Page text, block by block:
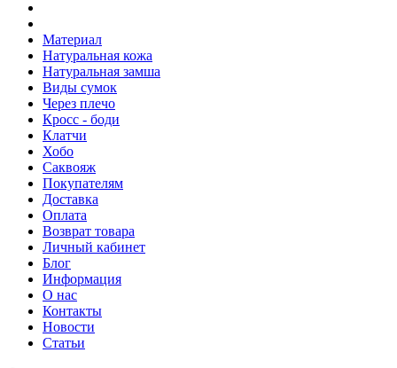
Материал
Натуральная кожа
Натуральная замша
Виды сумок
Через плечо
Кросс - боди
Клатчи
Хобо
Саквояж
Покупателям
Доставка
Оплата
Возврат товара
Личный кабинет
Блог
Информация
О нас
Контакты
Новости
Статьи